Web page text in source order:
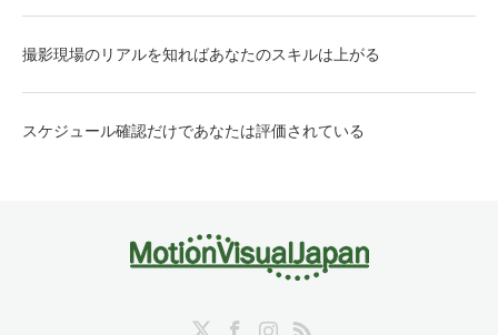
撮影現場のリアルを知ればあなたのスキルは上がる
スケジュール確認だけであなたは評価されている
RSS